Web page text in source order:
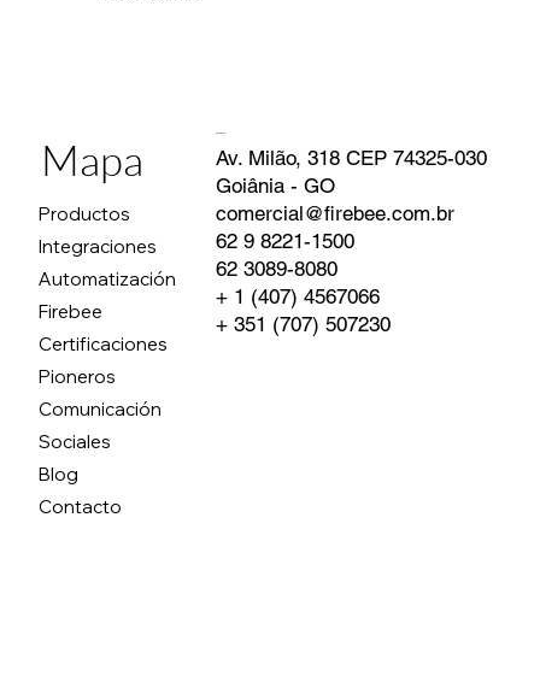
Mapa
Productos
Integraciones
Automatización
Firebee
Certificaciones
Pioneros
Comunicación
Sociales
Blog
Contacto
Av. Milão, 318 CEP 74325-030
Goiânia - GO
comercial@firebee.com.br
62 9 8221-1500
62 3089-8080
+ 1 (407) 4567066
+ 351 (707) 507230